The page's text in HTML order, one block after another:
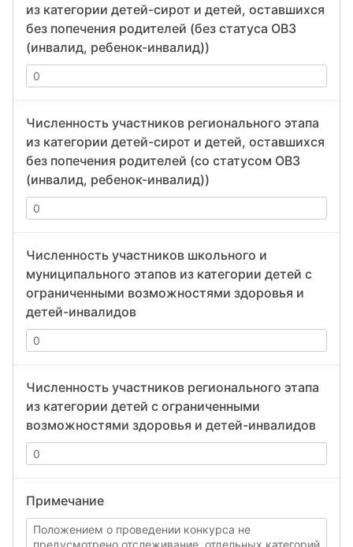
из категории детей-сирот и детей, оставшихся
без попечения родителей (без статуса ОВЗ
(инвалид, ребенок-инвалид))
Численность участников регионального этапа
из категории детей-сирот и детей, оставшихся
без попечения родителей (со статусом ОВЗ
(инвалид, ребенок-инвалид))
Численность участников школьного и
муниципального этапов из категории детей с
ограниченными возможностями здоровья и
детей-инвалидов
Численность участников регионального этапа
из категории детей с ограниченными
возможностями здоровья и детей-инвалидов
Примечание